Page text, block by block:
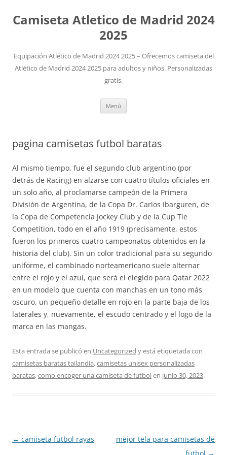
Camiseta Atletico de Madrid 2024
2025
Equipación Atlético de Madrid 2024 2025 – Ofrecemos camiseta del
Atlético de Madrid 2024 2025 para adultos y niños. Personalizadas
gratis.
Menú
pagina camisetas futbol baratas
Al mismo tiempo, fue el segundo club argentino (por
detrás de Racing) en alzarse con cuatro títulos oficiales en
un solo año, al proclamarse campeón de la Primera
División de Argentina, de la Copa Dr. Carlos Ibarguren, de
la Copa de Competencia Jockey Club y de la Cup Tie
Competition, todo en el año 1919 (precisamente, estos
fueron los primeros cuatro campeonatos obtenidos en la
historia del club). Sin un color tradicional para su segundo
uniforme, el combinado norteamericano suele alternar
entre el rojo y el azul, que será el elegido para Qatar 2022
en un modelo que cuenta con manchas en un tono más
oscuro, un pequeño detalle en rojo en la parte baja de los
laterales y, nuevamente, el escudo centrado y el logo de la
marca en las mangas.
Esta entrada se publicó en Uncategorized y está etiquetada con
camisetas baratas tailandia,camisetas unisex personalizadas
baratas,como encoger una camiseta de futbolen junio 30, 2023.
Navegación
← camiseta futbol rayas
mejor tela para camisetas de